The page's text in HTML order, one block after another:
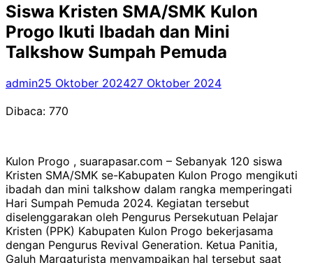
Siswa Kristen SMA/SMK Kulon
Progo Ikuti Ibadah dan Mini
Talkshow Sumpah Pemuda
admin25 Oktober 202427 Oktober 2024
Dibaca: 770
Kulon Progo , suarapasar.com – Sebanyak 120 siswa
Kristen SMA/SMK se-Kabupaten Kulon Progo mengikuti
ibadah dan mini talkshow dalam rangka memperingati
Hari Sumpah Pemuda 2024. Kegiatan tersebut
diselenggarakan oleh Pengurus Persekutuan Pelajar
Kristen (PPK) Kabupaten Kulon Progo bekerjasama
dengan Pengurus Revival Generation. Ketua Panitia,
Galuh Margaturista menyampaikan hal tersebut saat